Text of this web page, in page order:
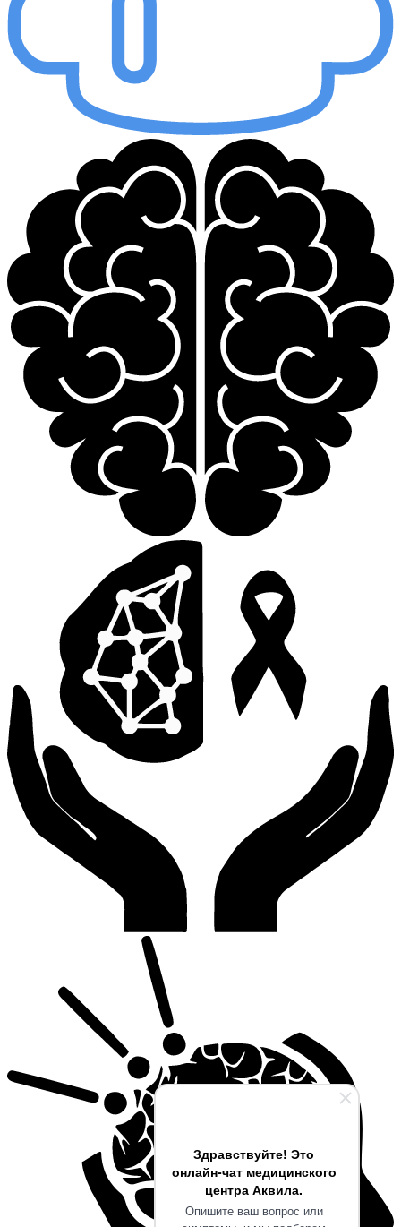
Здравствуйте! Это
онлайн-чат медицинского
центра Аквила.
Опишите ваш вопрос или